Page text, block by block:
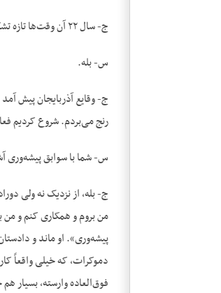
ج- سال ۲۲ آن وقت‌ها تازه تشکیل شده بود حزب ایران.
س- بله.
ج- وقایع آذربایجان پیش
رنج می‌بردم. شروع کردیم
س- شما با سوابق پیشه‌وری
ج- بله، از نزدیک نه ولی
من بروم و همکاری کنم و
پیشه‌وری». او ماند و
دموکرات، که خیلی واقعاً
فوق‌العاده وارسته، بسیار